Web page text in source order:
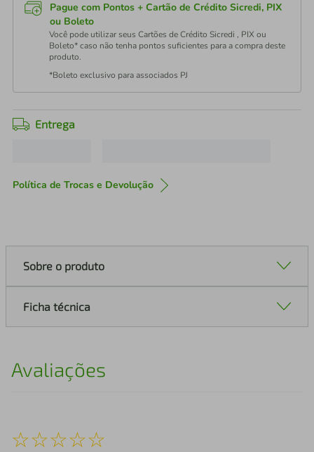
Pague com Pontos + Cartão de Crédito Sicredi, PIX
ou Boleto
Você pode utilizar seus Cartões de Crédito Sicredi , PIX ou
Boleto* caso não tenha pontos suficientes para a compra deste
produto.
*Boleto exclusivo para associados PJ
Entrega
Política de Trocas e Devolução
Sobre o produto
Ficha técnica
Avaliações
☆☆☆☆☆